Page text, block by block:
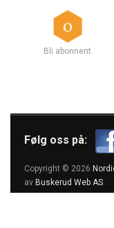
Bli abonnent
Følg oss på:
Copyright © 2026
av Buskerud Web AS.